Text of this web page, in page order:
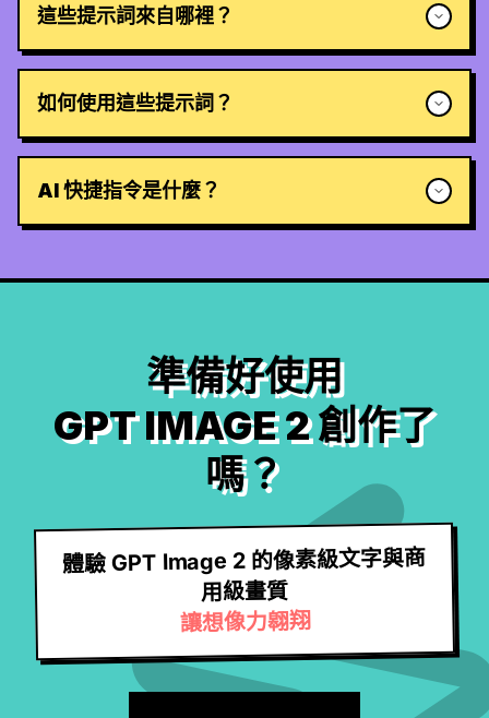
這些提示詞來自哪裡？
如何使用這些提示詞？
AI 快捷指令是什麼？
準備好使用
GPT IMAGE 2 創作了
嗎？
體驗 GPT Image 2 的像素級文字與商
用級畫質
讓想像力翱翔